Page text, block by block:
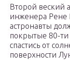
Второй веский
инженера Рене
астронавты
покрытые 80-ти
спастись от
поверхности